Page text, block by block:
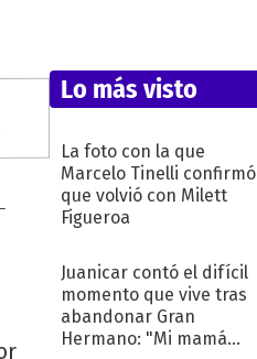
Lo más visto
La foto con la que
Marcelo Tinelli confirmó
que volvió con Milett
Figueroa
Juanicar contó el difícil
momento que vive tras
abandonar Gran
Hermano: "Mi mamá